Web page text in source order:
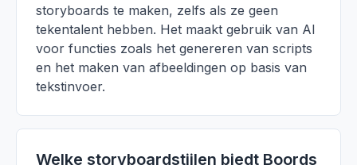
storyboards te maken, zelfs als ze geen
tekentalent hebben. Het maakt gebruik van AI
voor functies zoals het genereren van scripts
en het maken van afbeeldingen op basis van
tekstinvoer.
Welke storyboardstijlen biedt Boords